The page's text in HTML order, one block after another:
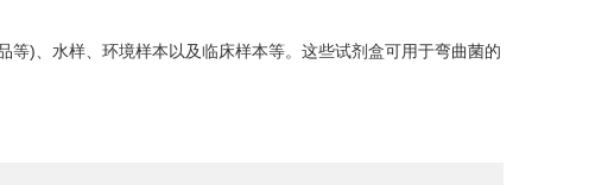
)、水样、环境样本以及临床样本等。这些试剂盒可用于弯曲菌的